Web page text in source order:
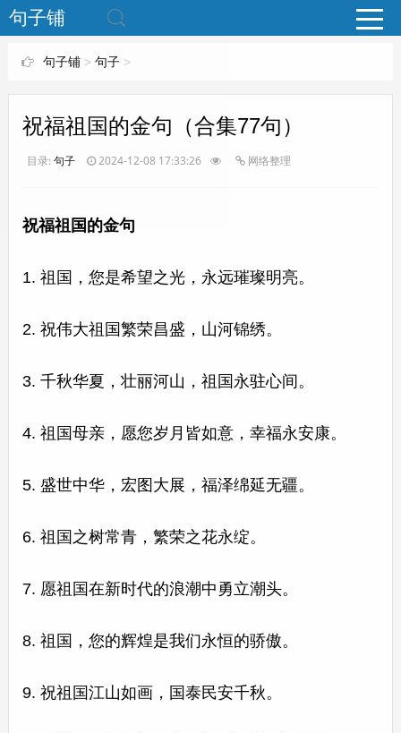
www.bjuzi.com
句子铺
句子铺> 句子>
祝福祖国的金句（合集77句）
目录: 句子 2024-12-08 17:33:26 网络整理
祝福祖国的金句
1. 祖国，您是希望之光，永远璀璨明亮。
2. 祝伟大祖国繁荣昌盛，山河锦绣。
3. 千秋华夏，壮丽河山，祖国永驻心间。
4. 祖国母亲，愿您岁月皆如意，幸福永安康。
5. 盛世中华，宏图大展，福泽绵延无疆。
6. 祖国之树常青，繁荣之花永绽。
7. 愿祖国在新时代的浪潮中勇立潮头。
8. 祖国，您的辉煌是我们永恒的骄傲。
9. 祝祖国江山如画，国泰民安千秋。